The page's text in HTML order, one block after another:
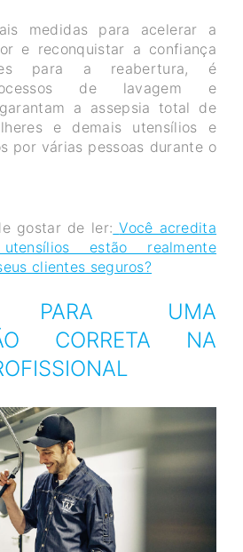
medidas para acelerar a
e reconquistar a confiança
para a reabertura, é
de lavagem e
a assepsia total de
e demais utensílios e
por várias pessoas durante o
gostar de ler: Você acredita
estão realmente
clientes seguros?
PARA UMA
CORRETA NA